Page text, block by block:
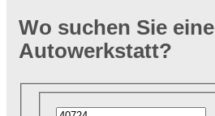
Wo suchen Sie eine
Autowerkstatt?